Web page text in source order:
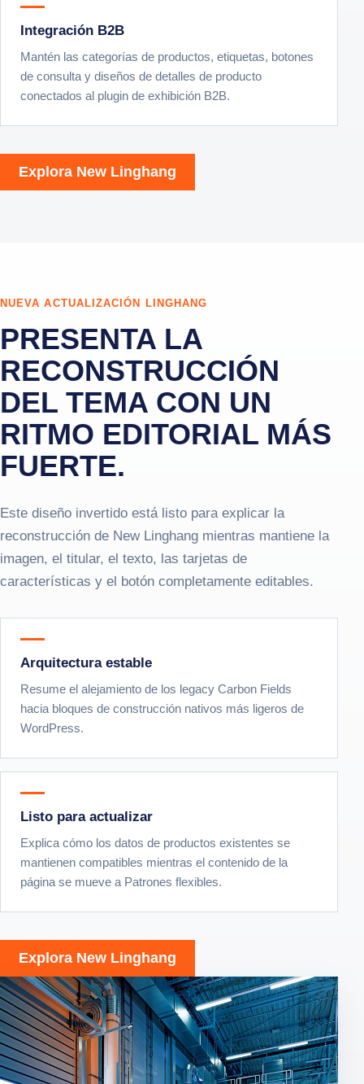
Integración B2B
Mantén las categorías de productos, etiquetas, botones
de consulta y diseños de detalles de producto
conectados al plugin de exhibición B2B.
Explora New Linghang
NUEVA ACTUALIZACIÓN LINGHANG
PRESENTA LA
RECONSTRUCCIÓN
DEL TEMA CON UN
RITMO EDITORIAL MÁS
FUERTE.
Este diseño invertido está listo para explicar la
reconstrucción de New Linghang mientras mantiene la
imagen, el titular, el texto, las tarjetas de
características y el botón completamente editables.
Arquitectura estable
Resume el alejamiento de los legacy Carbon Fields
hacia bloques de construcción nativos más ligeros de
WordPress.
Listo para actualizar
Explica cómo los datos de productos existentes se
mantienen compatibles mientras el contenido de la
página se mueve a Patrones flexibles.
Explora New Linghang